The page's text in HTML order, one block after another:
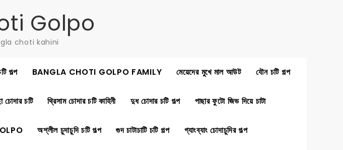
Golpo
choti kahini
গল্প BANGLA CHOTI GOLPO FAMILY মেয়েদের মুখে মাল আউট যৌন চটি গল্প
চোদার চটি থ্রিসাম চোদার চটি কাহিনী দুধ চোদার চটি গল্প পাছার ফুটো জিভ দিয়ে চাটা
অশ্লীল চুদাচুদি চটি গল্প গুদ চাটাচাটি চটি গল্প গ্যাংব্যাং চোদাচুদির গল্প